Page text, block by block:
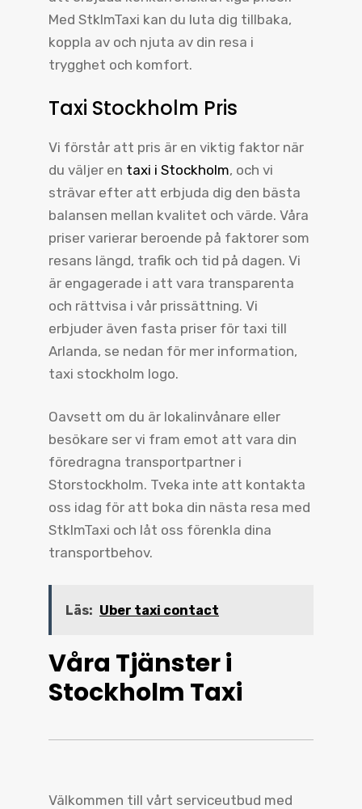
Med StklmTaxi kan du luta dig tillbaka,
koppla av och njuta av din resa i
trygghet och komfort.
Taxi Stockholm Pris
Vi förstår att pris är en viktig faktor när
du väljer en taxi i Stockholm, och vi
strävar efter att erbjuda dig den bästa
balansen mellan kvalitet och värde. Våra
priser varierar beroende på faktorer som
resans längd, trafik och tid på dagen. Vi
är engagerade i att vara transparenta
och rättvisa i vår prissättning. Vi
erbjuder även fasta priser för taxi till
Arlanda, se nedan för mer information,
taxi stockholm logo.
Oavsett om du är lokalinvånare eller
besökare ser vi fram emot att vara din
föredragna transportpartner i
Storstockholm. Tveka inte att kontakta
oss idag för att boka din nästa resa med
StklmTaxi och låt oss förenkla dina
transportbehov.
Läs: Uber taxi contact
Våra Tjänster i
Stockholm Taxi
Välkommen till vårt serviceutbud med